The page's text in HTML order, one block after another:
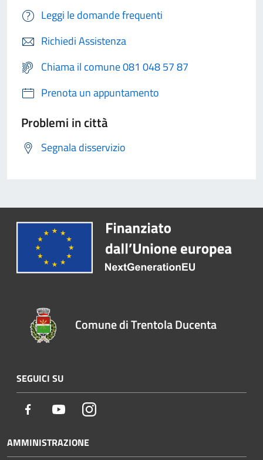
Leggi le domande frequenti
Richiedi Assistenza
Chiama il comune 081 048 57 87
Prenota un appuntamento
Problemi in città
Segnala disservizio
Comune di Trentola Ducenta
SEGUICI SU
Facebook YoutubeInstagram
AMMINISTRAZIONE